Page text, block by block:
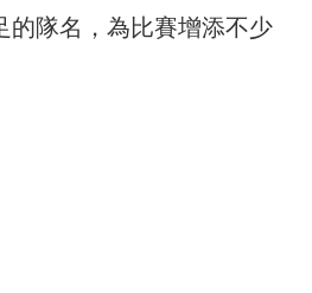
的隊名，為比賽增添不少